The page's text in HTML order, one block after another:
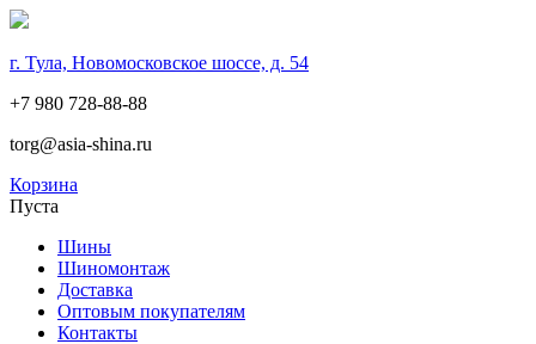
г. Тула, Новомосковское шоссе, д. 54
+7 980 728-88-88
torg@asia-shina.ru
Корзина
Пуста
Шины
Шиномонтаж
Доставка
Оптовым покупателям
Контакты